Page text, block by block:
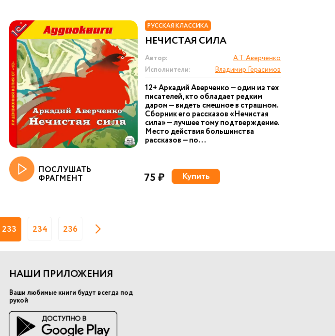
РУССКАЯ КЛАССИКА
НЕЧИСТАЯ СИЛА
Автор:
А.Т. Аверченко
Исполнители:
Владимир Герасимов
12+ Аркадий Аверченко — один из тех
писателей, кто обладает редким
даром — видеть смешное в страшном.
Сборник его рассказов «Нечистая
сила» — лучшее тому подтверждение.
Место действия большинства
рассказов — по...
ПОСЛУШАТЬ
ФРАГМЕНТ 75 ₽ Купить
233 234 236
НАШИ ПРИЛОЖЕНИЯ
Ваши любимые книги будут всегда под
рукой